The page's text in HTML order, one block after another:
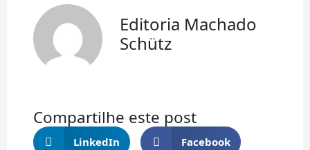
Editoria Machado
Schütz
Compartilhe este post
LinkedIn Facebook